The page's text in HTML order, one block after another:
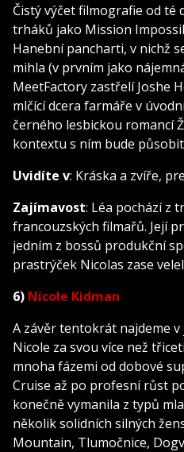
Čistý výčet filmografie od té
trháků jako Mission
Hanební pancharti, v nichž
mihla (v prvním jako
MeetFactory zastřelí Joshe
mlčící dcera farmáře v
černého lesbickou romancí
kontextu s ním bude
Uvidíte v: Kráska a zvíře,
Zajímavost: Léa pochází z
francouzských filmařů. Její
jedním z bossů produkční
prastrýček Nicolas zase
6) Nicole Kidman
A závěr tentokrát najdeme v
Nicole za svou více než
mnoha fázemi od dobové
Cruise až po profesní růst
konečně vymanila z typů
několik solidních silných
Mountain, Tlumočnice,